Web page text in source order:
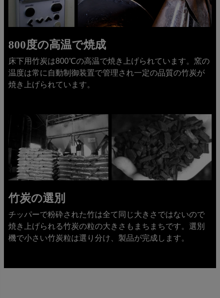
800度の高温で焼成
床下用竹炭は800℃の高温で焼き上げられています。窯の
温度は常に自動制御装置で管理され一定の品質の竹炭が
焼き上げられています。
竹炭の選別
チッパーで粉砕された竹は全て同じ大きさではないので
焼き上げられる竹炭の粒の大きさもまちまちです。選別
機で小さい竹炭粒は選り分け、製品が完成します。